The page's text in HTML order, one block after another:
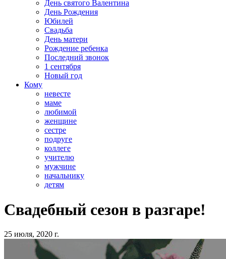
День святого Валентина
День Рождения
Юбилей
Свадьба
День матери
Рождение ребенка
Последний звонок
1 сентября
Новый год
Кому
невесте
маме
любимой
женщине
сестре
подруге
коллеге
учителю
мужчине
начальнику
детям
Свадебный сезон в разгаре!
25 июля, 2020 г.